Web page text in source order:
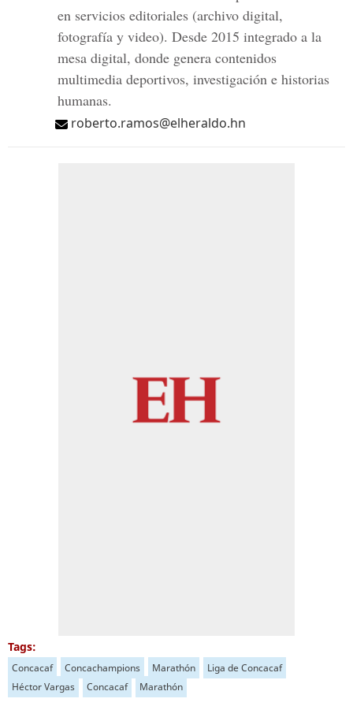
en servicios editoriales (archivo digital,
fotografía y video). Desde 2015 integrado a la
mesa digital, donde genera contenidos
multimedia deportivos, investigación e historias
humanas.
roberto.ramos@elheraldo.hn
Tags:
Concacaf Concachampions Marathón
Liga de Concacaf
Héctor Vargas
Concacaf Marathón